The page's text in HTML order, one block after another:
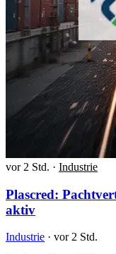
vor 2 Std. · Industrie
Plascred:
aktiv
Industrie · vor 2 Std.